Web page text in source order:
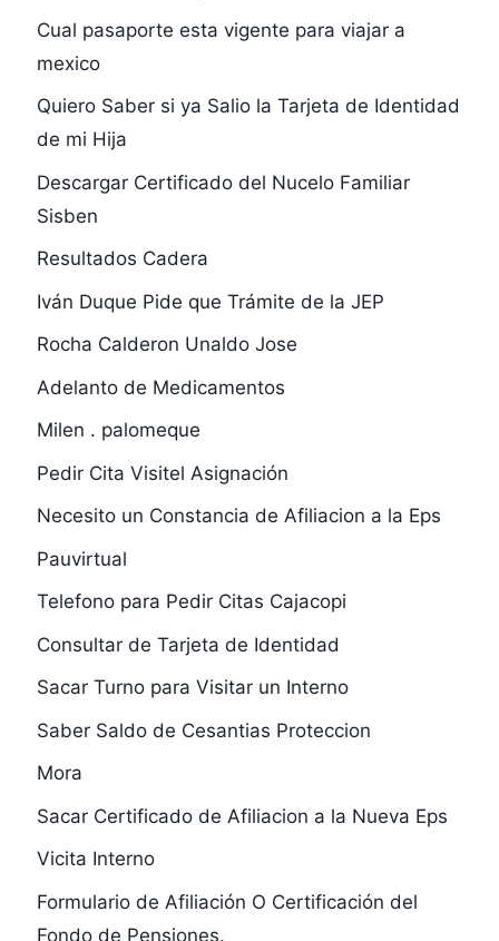
Cual pasaporte esta vigente para viajar a
mexico
Quiero Saber si ya Salio la Tarjeta de Identidad
de mi Hija
Descargar Certificado del Nucelo Familiar
Sisben
Resultados Cadera
Iván Duque Pide que Trámite de la JEP
Rocha Calderon Unaldo Jose
Adelanto de Medicamentos
Milen . palomeque
Pedir Cita Visitel Asignación
Necesito un Constancia de Afiliacion a la Eps
Pauvirtual
Telefono para Pedir Citas Cajacopi
Consultar de Tarjeta de Identidad
Sacar Turno para Visitar un Interno
Saber Saldo de Cesantias Proteccion
Mora
Sacar Certificado de Afiliacion a la Nueva Eps
Vicita Interno
Formulario de Afiliación O Certificación del
Fondo de Pensiones.